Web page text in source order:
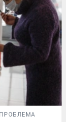
ПРОБЛЕМА